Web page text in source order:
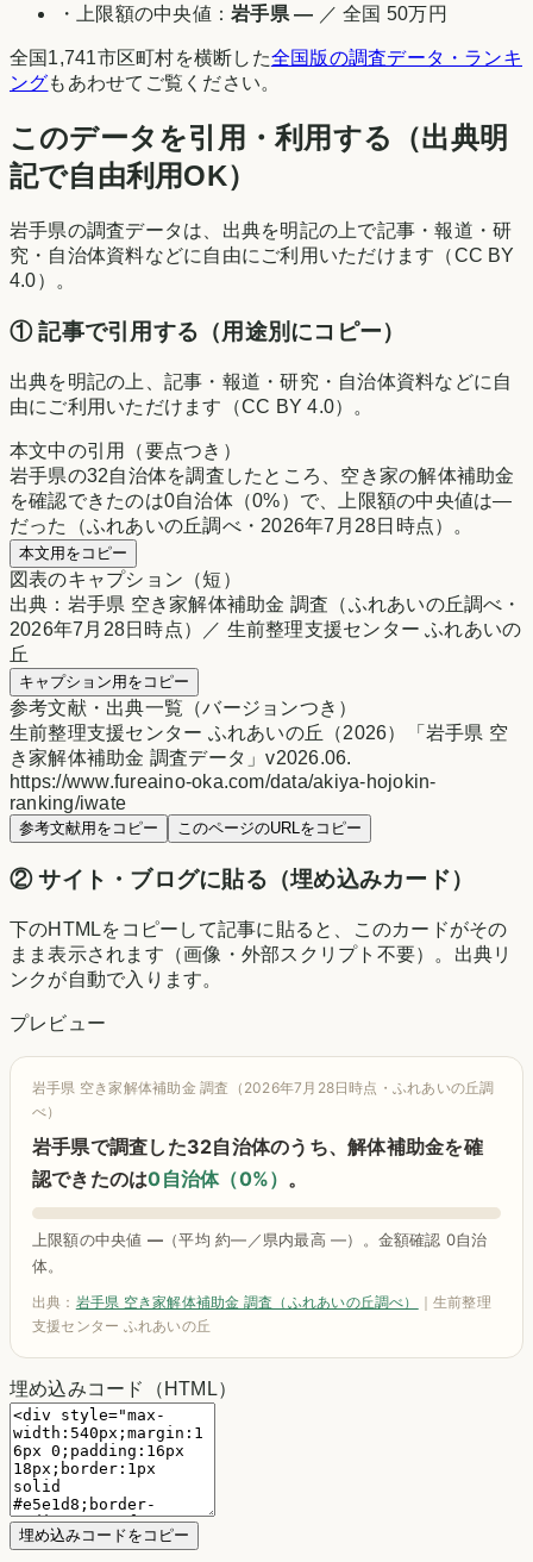
・上限額の中央値：岩手県 — ／ 全国 50万円
全国 1,741市区町村を横断した全国版の調査データ・ランキ
ングもあわせてご覧ください。
このデータを引用・利用する（出典明
記で自由利用OK）
岩手県の調査データは、出典を明記の上で記事・報道・研
究・自治体資料などに自由にご利用いただけます（CC BY
4.0）。
① 記事で引用する（用途別にコピー）
出典を明記の上、記事・報道・研究・自治体資料などに自
由にご利用いただけます（CC BY 4.0）。
本文中の引用（要点つき）
岩手県の32自治体を調査したところ、空き家の解体補助金
を確認できたのは0自治体（0%）で、上限額の中央値は—
だった（ふれあいの丘調べ・2026年7月28日時点）。
本文用をコピー
図表のキャプション（短）
出典：岩手県 空き家解体補助金 調査（ふれあいの丘調べ・
2026年7月28日時点）／ 生前整理支援センター ふれあいの
丘
キャプション用をコピー
参考文献・出典一覧（バージョンつき）
生前整理支援センター ふれあいの丘（2026）「岩手県 空
き家解体補助金 調査データ」v2026.06.
https://www.fureaino-oka.com/data/akiya-hojokin-
ranking/iwate
参考文献用をコピー このページのURLをコピー
② サイト・ブログに貼る（埋め込みカード）
下のHTMLをコピーして記事に貼ると、このカードがその
まま表示されます（画像・外部スクリプト不要）。出典リ
ンクが自動で入ります。
プレビュー
岩手県 空き家解体補助金 調査（2026年7月28日時点・ふれあいの丘調
べ）
岩手県で調査した32自治体のうち、解体補助金を確
認できたのは0自治体（0%） 。
上限額の中央値 — （平均 約—／県内最高 —）。金額確認 0自治
体。
出典： 岩手県 空き家解体補助金 調査（ふれあいの丘調べ）
｜生前整理
支援センター ふれあいの丘
埋め込みコード（HTML）
埋め込みコードをコピー